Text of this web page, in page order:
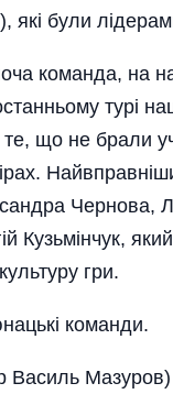
були
команда, на
турі
що не брали
Черно­ва,
Кузьмінчук,
гри.
команди.
Василь